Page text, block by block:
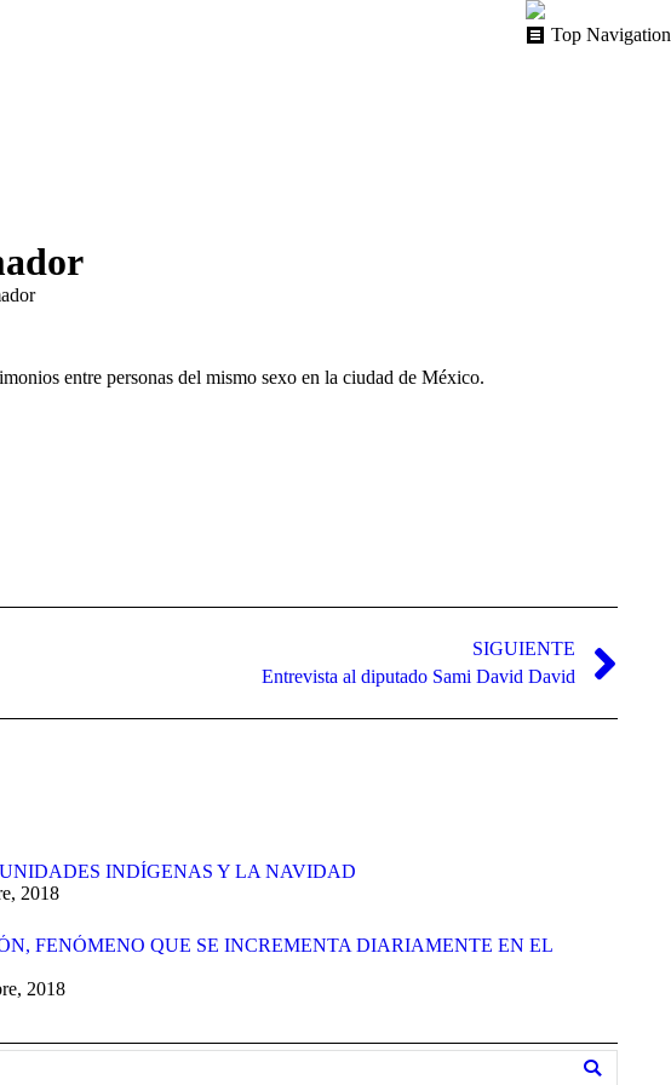
Top Navigation
entre personas del mismo sexo en la ciudad de México.
SIGUIENTE
Entrevista al diputado Sami David David
INDÍGENAS Y LA NAVIDAD
2018
FENÓMENO QUE SE INCREMENTA DIARIAMENTE EN EL
2018